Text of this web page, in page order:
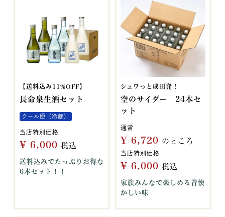
【送料込み11%OFF】
長命泉生酒セット
クール便（冷蔵）
当店特別価格
¥ 6,000 税込
送料込みでたっぷりお得な
6本セット！！
シュワっと成田発！
空のサイダー 24本セ
ット
通常
¥ 6,720 のところ
当店特別価格
¥ 6,000 税込
家族みんなで楽しめる昔懐
かしい味